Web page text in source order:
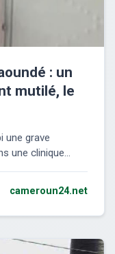
: un
mutilé, le
une grave
une clinique...
cameroun24.net